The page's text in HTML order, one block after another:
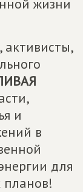
жизни
и
в
для
планов!